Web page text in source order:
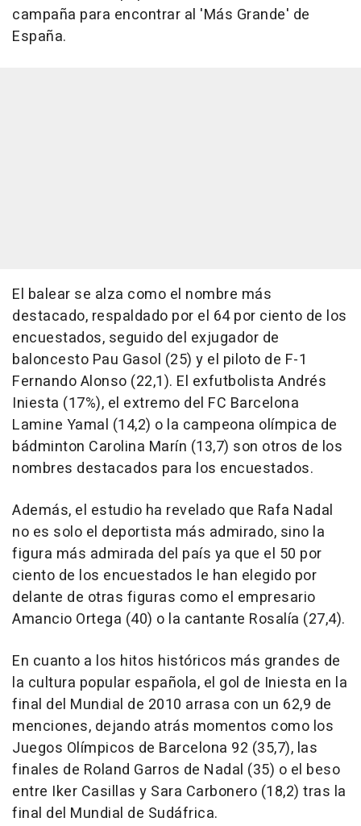
campaña para encontrar al 'Más Grande' de
España.
El balear se alza como el nombre más
destacado, respaldado por el 64 por ciento de los
encuestados, seguido del exjugador de
baloncesto Pau Gasol (25) y el piloto de F-1
Fernando Alonso (22,1). El exfutbolista Andrés
Iniesta (17%), el extremo del FC Barcelona
Lamine Yamal (14,2) o la campeona olímpica de
bádminton Carolina Marín (13,7) son otros de los
nombres destacados para los encuestados.
Además, el estudio ha revelado que Rafa Nadal
no es solo el deportista más admirado, sino la
figura más admirada del país ya que el 50 por
ciento de los encuestados le han elegido por
delante de otras figuras como el empresario
Amancio Ortega (40) o la cantante Rosalía (27,4).
En cuanto a los hitos históricos más grandes de
la cultura popular española, el gol de Iniesta en la
final del Mundial de 2010 arrasa con un 62,9 de
menciones, dejando atrás momentos como los
Juegos Olímpicos de Barcelona 92 (35,7), las
finales de Roland Garros de Nadal (35) o el beso
entre Iker Casillas y Sara Carbonero (18,2) tras la
final del Mundial de Sudáfrica.